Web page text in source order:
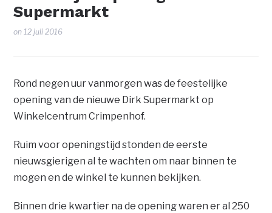
Supermarkt
on12 juli 2016
Rond negen uur vanmorgen was de feestelijke
opening van de nieuwe Dirk Supermarkt op
Winkelcentrum Crimpenhof.
Ruim voor openingstijd stonden de eerste
nieuwsgierigen al te wachten om naar binnen te
mogen en de winkel te kunnen bekijken.
Binnen drie kwartier na de opening waren er al 250